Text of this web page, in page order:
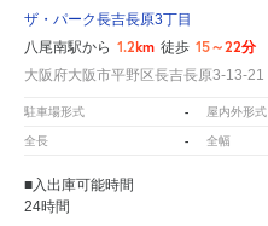
ザ・パーク長吉長原3丁目
八尾南駅から 1.2km 徒歩 15～22分
大阪府大阪市平野区長吉長原3-13-21
駐車場形式 - 屋内外形式
全長 - 全幅
■入出庫可能時間
24時間